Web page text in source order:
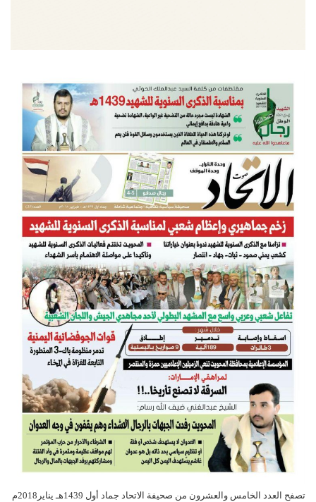
تصفح العدد الخامس والعشرون من صحيفة الاتحاد جماد أول 1439هـ يناير2018م